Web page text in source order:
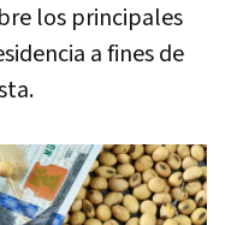
los principales
a fines de